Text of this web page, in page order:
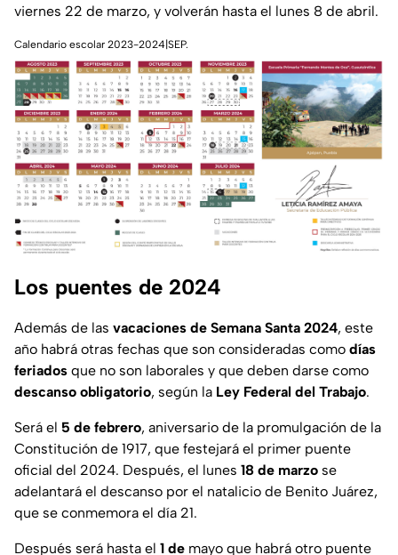
viernes 22 de marzo, y volverán hasta el lunes 8 de abril.
Calendario escolar 2023-2024|SEP.
Los puentes de 2024
Además de las vacaciones de Semana Santa 2024, este
año habrá otras fechas que son consideradas como días
feriados que no son laborales y que deben darse como
descanso obligatorio, según la Ley Federal del Trabajo.
Será el 5 de febrero, aniversario de la promulgación de la
Constitución de 1917, que festejará el primer puente
oficial del 2024. Después, el lunes 18 de marzo se
adelantará el descanso por el natalicio de Benito Juárez,
que se conmemora el día 21.
Después será hasta el 1 de mayo que habrá otro puente